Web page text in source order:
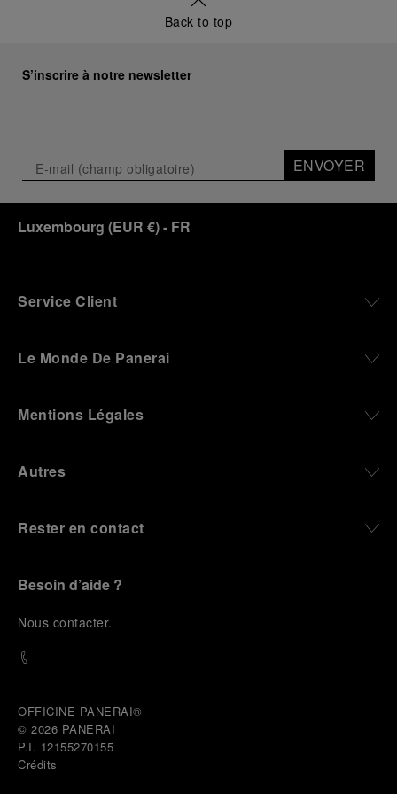
Back to top
S’inscrire à notre newsletter
ENVOYER
Luxembourg (EUR €)- FR
Service Client
Le Monde De Panerai
Mentions Légales
Autres
Rester en contact
Besoin d’aide ?
Nous contacter.
OFFICINE PANERAI®
© 2026 PANERAI
P.I. 12155270155
Crédits